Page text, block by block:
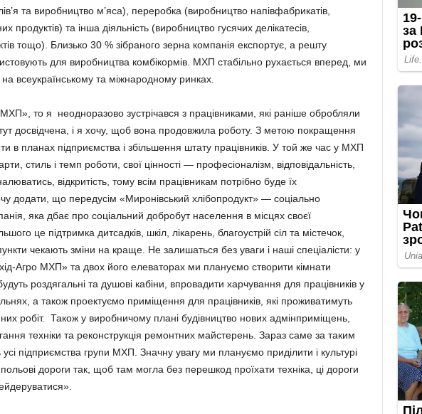
та виробництво м’яса), переробка (виробництво напівфабрикатів,
продуктів) та інша діяльність (виробництво гусячих делікатесів,
тощо). Близько 30 % зібраного зерна компанія експортує, а решту
для виробництва комбікормів. МХП стабільно рухається вперед, ми
всеукраїнському та міжнародному ринках.
то я неодноразово зустрічався з працівниками, які раніше обробляли
досвідчена, і я хочу, щоб вона продовжила роботу. З метою покращення
в планах підприємства і збільшення штату працівників. У той же час у МХП
стиль і темп роботи, свої цінності — професіоналізм, відповідальність,
відкритість, тому всім працівникам потрібно буде їх
додати, що передусім «Миронівський хлібопродукт» — соціально
яка дбає про соціальний добробут населення в місцях своєї
це підтримка дитсадків, шкіл, лікарень, благоустрій сіл та містечок,
чекають зміни на краще. Не залишаться без уваги і наші спеціалісти: у
Агро МХП» та двох його елеваторах ми плануємо створити кімнати
роздягальні та душові кабіни, впровадити харчування для працівників у
а також проектуємо приміщення для працівників, які проживатимуть
робіт. Також у виробничому плані будівництво нових адмінприміщень,
техніки та реконструкція ремонтних майстерень. Зараз саме за таким
підприємства групи МХП. Значну увагу ми плануємо приділити і культурі
дороги так, щоб там могла без перешкод проїхати техніка, ці дороги